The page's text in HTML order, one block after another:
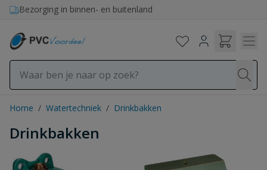
Ga naar de inhoud
Bezorging in binnen- en buitenland
Home / Watertechniek / Drinkbakken
Drinkbakken